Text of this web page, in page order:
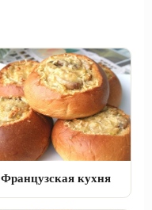
Французская кухня